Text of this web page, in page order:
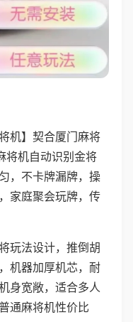
机】契合厦门麻将
将机自动识别金将
，不卡牌漏牌，操
家庭聚会玩牌，传
玩法设计，推倒胡
机器加厚机芯，耐
身宽敞，适合多人
通麻将机性价比